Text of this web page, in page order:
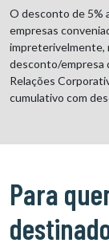
O desconto de 5%
empresas
impreterivelmente,
desconto/empresa
Relações
cumulativo com
Para